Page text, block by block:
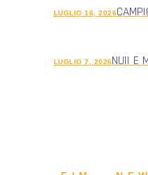
LUGLIO 16, 2026
LUGLIO 7, 2026NUII E